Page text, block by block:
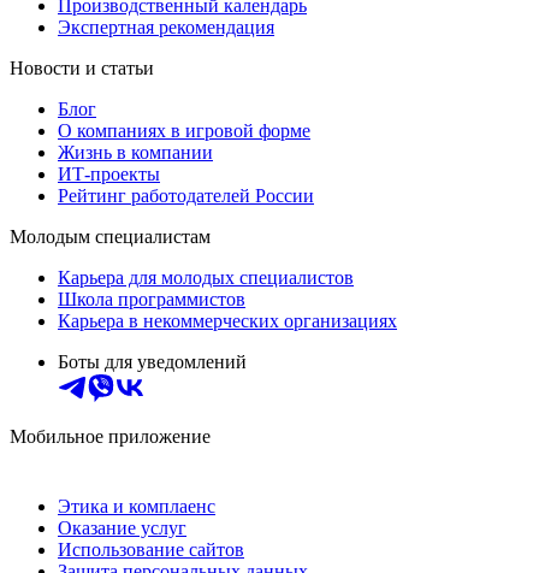
Производственный календарь
Экспертная рекомендация
Новости и статьи
Блог
О компаниях в игровой форме
Жизнь в компании
ИТ-проекты
Рейтинг работодателей России
Молодым специалистам
Карьера для молодых специалистов
Школа программистов
Карьера в некоммерческих организациях
Боты для уведомлений
Мобильное приложение
Этика и комплаенс
Оказание услуг
Использование сайтов